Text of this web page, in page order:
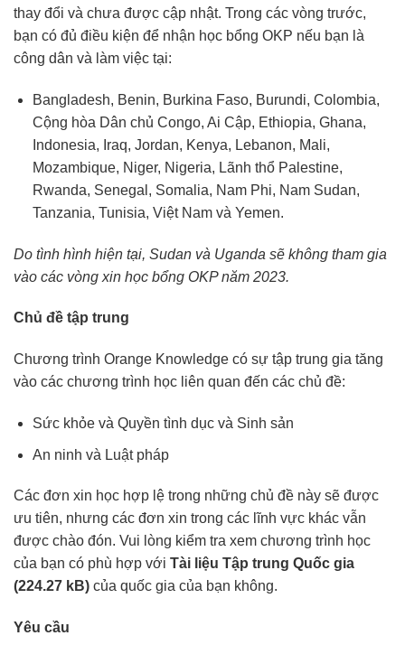
thay đổi và chưa được cập nhật. Trong các vòng trước,
bạn có đủ điều kiện để nhận học bổng OKP nếu bạn là
công dân và làm việc tại:
Bangladesh, Benin, Burkina Faso, Burundi, Colombia,
Cộng hòa Dân chủ Congo, Ai Cập, Ethiopia, Ghana,
Indonesia, Iraq, Jordan, Kenya, Lebanon, Mali,
Mozambique, Niger, Nigeria, Lãnh thổ Palestine,
Rwanda, Senegal, Somalia, Nam Phi, Nam Sudan,
Tanzania, Tunisia, Việt Nam và Yemen.
Do tình hình hiện tại, Sudan và Uganda sẽ không tham gia
vào các vòng xin học bổng OKP năm 2023.
Chủ đề tập trung
Chương trình Orange Knowledge có sự tập trung gia tăng
vào các chương trình học liên quan đến các chủ đề:
Sức khỏe và Quyền tình dục và Sinh sản
An ninh và Luật pháp
Các đơn xin học hợp lệ trong những chủ đề này sẽ được
ưu tiên, nhưng các đơn xin trong các lĩnh vực khác vẫn
được chào đón. Vui lòng kiểm tra xem chương trình học
của bạn có phù hợp với Tài liệu Tập trung Quốc gia
(224.27 kB) của quốc gia của bạn không.
Yêu cầu